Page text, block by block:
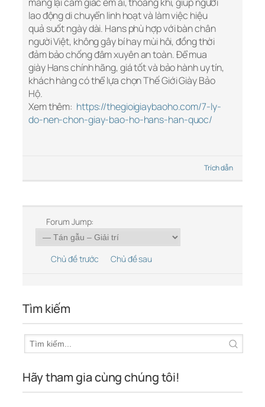
lao động di chuyển linh hoạt và làm việc hiệu
quả suốt ngày dài. Hans phù hợp với bàn chân
người Việt, không gây bí hay mùi hôi, đồng thời
đảm bảo chống đâm xuyên an toàn. Để mua
giày Hans chính hãng, giá tốt và bảo hành uy tín,
khách hàng có thể lựa chọn Thế Giới Giày Bảo
Hộ.
Xem thêm: https://thegioigiaybaoho.com/7-ly-
do-nen-chon-giay-bao-ho-hans-han-quoc/
Trích dẫn
Forum Jump:
Chủ đề trước Chủ đề sau
Tìm kiếm
Hãy tham gia cùng chúng tôi!